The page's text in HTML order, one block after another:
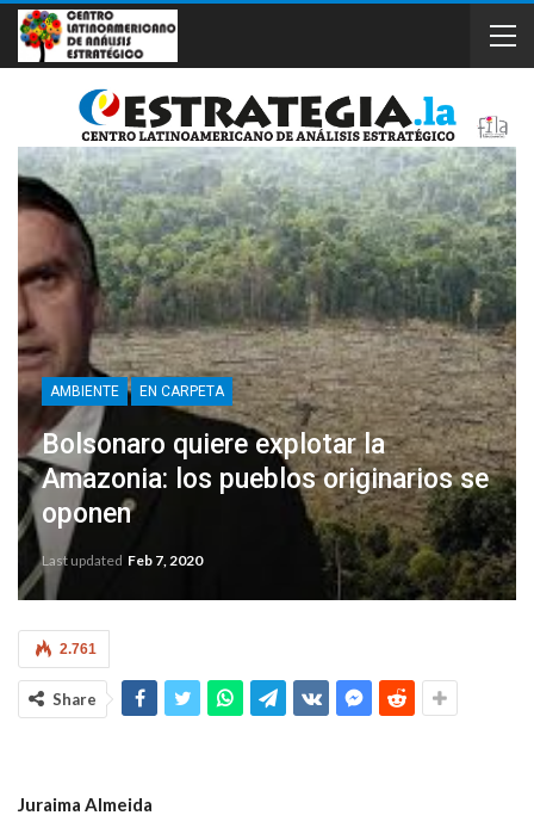
AMBIENTE EN CARPETA
Bolsonaro quiere explotar la
Amazonia: los pueblos originarios se
oponen
Last updated Feb 7, 2020
2.761
Share
Juraima Almeida